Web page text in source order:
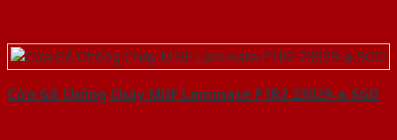
Cửa Gỗ Chống Cháy MDF Laminate P1R2 23029-a-SGD